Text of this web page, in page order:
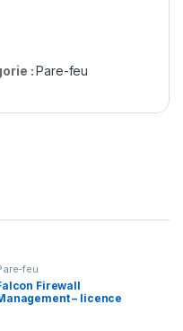
:Pare-feu
feu
Firewall
– licence